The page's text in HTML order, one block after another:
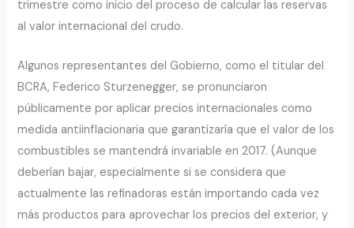
trimestre como inicio del proceso de calcular las reservas
al valor internacional del crudo.
Algunos representantes del Gobierno, como el titular del
BCRA, Federico Sturzenegger, se pronunciaron
públicamente por aplicar precios internacionales como
medida antiinflacionaria que garantizaría que el valor de los
combustibles se mantendrá invariable en 2017. (Aunque
deberían bajar, especialmente si se considera que
actualmente las refinadoras están importando cada vez
más productos para aprovechar los precios del exterior, y